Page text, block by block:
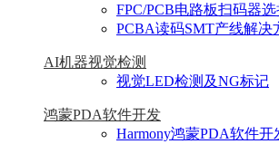
FPC/PCB电路板扫码器选
PCBA读码SMT产线解决
AI机器视觉检测
视觉LED检测及NG标记
鸿蒙PDA软件开发
Harmony鸿蒙PDA软件开